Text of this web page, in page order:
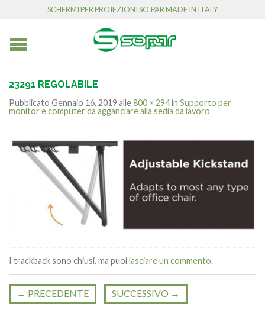
SCHERMI PER PROIEZIONI SO.PAR MADE IN ITALY
23291 REGOLABILE
Pubblicato Gennaio 16, 2019 alle800 × 294in Supporto per
monitor e computer da agganciare alla sedia da lavoro
I trackback sono chiusi, ma puoilasciare un commento.
← PRECEDENTE SUCCESSIVO →